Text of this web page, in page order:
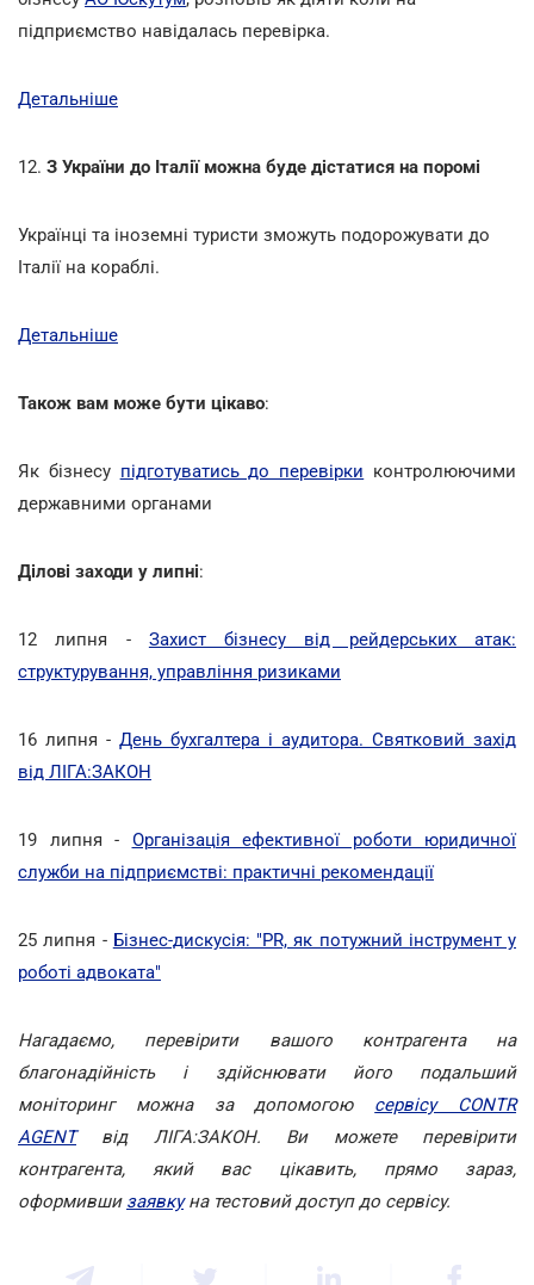
підприємство навідалась перевірка.
Детальніше
12. З України до Італії можна буде дістатися на поромі
Українці та іноземні туристи зможуть подорожувати до
Італії на кораблі.
Детальніше
Також вам може бути цікаво:
Як бізнесу підготуватись до перевірки контролюючими
державними органами
Ділові заходи у липні:
12 липня - Захист бізнесу від рейдерських атак:
структурування, управління ризиками
16 липня - День бухгалтера і аудитора. Святковий захід
від ЛІГА:ЗАКОН
19 липня - Організація ефективної роботи юридичної
служби на підприємстві: практичні рекомендації
25 липня - Бізнес-дискусія: "PR, як потужний інструмент у
роботі адвоката"
Нагадаємо, перевірити вашого контрагента на
благонадійність і здійснювати його подальший
моніторинг можна за допомогою сервісу CONTR
AGENTвід ЛІГА:ЗАКОН. Ви можете перевірити
контрагента, який вас цікавить, прямо зараз,
оформивши заявкуна тестовий доступ до сервісу.